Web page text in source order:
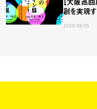
創を実現
2026.08.05